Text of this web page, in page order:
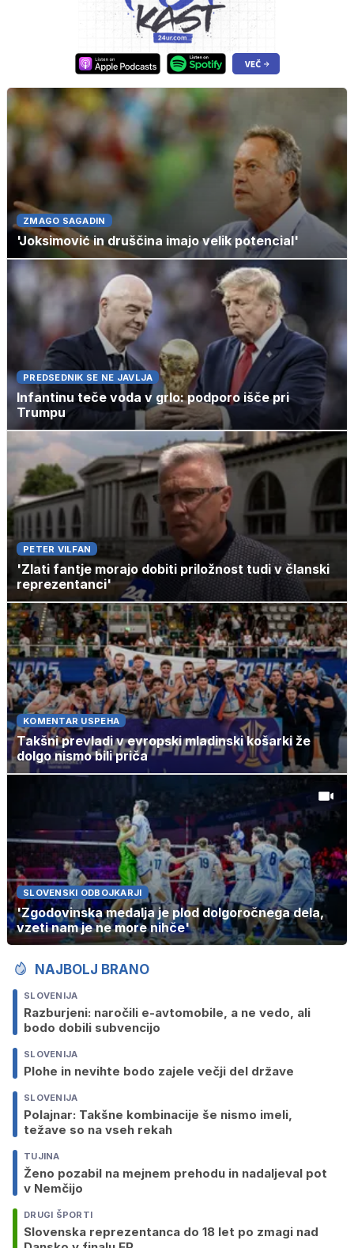
ZMAGO SAGADIN
'Joksimović in druščina imajo velik potencial'
PREDSEDNIK SE NE JAVLJA
Infantinu teče voda v grlo: podporo išče pri
Trumpu
PETER VILFAN
'Zlati fantje morajo dobiti priložnost tudi v članski
reprezentanci'
KOMENTAR USPEHA
Takšni prevladi v evropski mladinski košarki že
dolgo nismo bili priča
SLOVENSKI ODBOJKARJI
'Zgodovinska medalja je plod dolgoročnega dela,
vzeti nam je ne more nihče'
NAJBOLJ BRANO
SLOVENIJA
Razburjeni: naročili e-avtomobile, a ne vedo, ali
bodo dobili subvencijo
SLOVENIJA
Plohe in nevihte bodo zajele večji del države
SLOVENIJA
Polajnar: Takšne kombinacije še nismo imeli,
težave so na vseh rekah
TUJINA
Ženo pozabil na mejnem prehodu in nadaljeval pot
v Nemčijo
DRUGI ŠPORTI
Slovenska reprezentanca do 18 let po zmagi nad